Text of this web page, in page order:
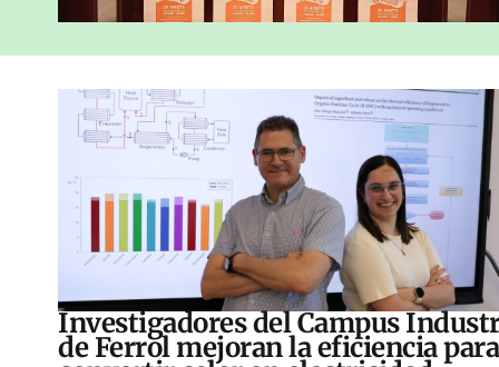
Investigadores del Campus
de Ferrol mejoran la eficiencia para